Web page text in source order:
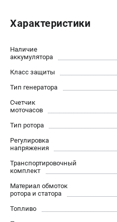
Контакты
Способы оплаты
КАТАЛОГ
Аккумуляторная техника
Генераторы электричества
Запасные части
Мотоблоки
Мотопомпы
Принадлежности и акссесуары
Садовая техника
Сварочное оборудование
Характеристики
Наличие
аккумулятора
Класс защиты
Тип генератора
Счетчик
моточасов
Тип ротора
Регулировка
напряжения
Транспортировочный
комплект
Материал обмоток
ротора и статора
Топливо